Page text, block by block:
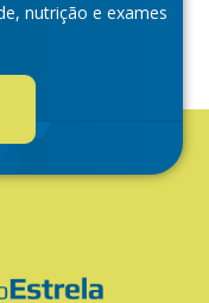
nutrição e exames